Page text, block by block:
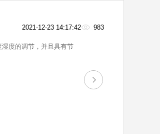
度的调节，并且具有节
2021-12-23 14:17:42 983